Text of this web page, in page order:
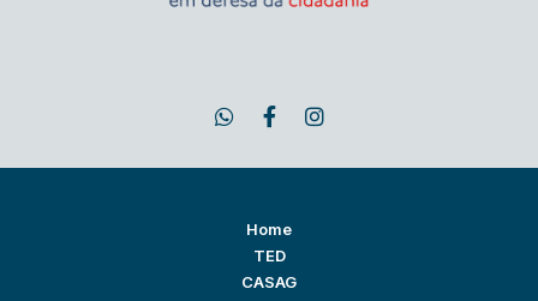
Home
TED
CASAG